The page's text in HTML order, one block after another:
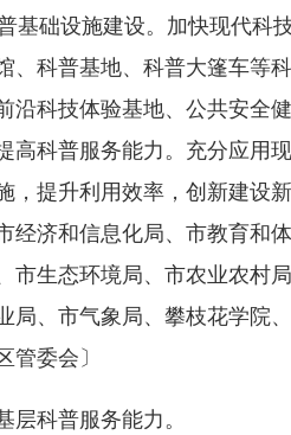
础设施建设。加快现代科
、科普基地、科普大篷车等
沿科技体验基地、公共安全
高科普服务能力。充分应用
，提升利用效率，创新建设
经济和信息化局、市教育和
市生态环境局、市农业农村
局、市气象局、攀枝花学院
管委会〕
科普服务能力。